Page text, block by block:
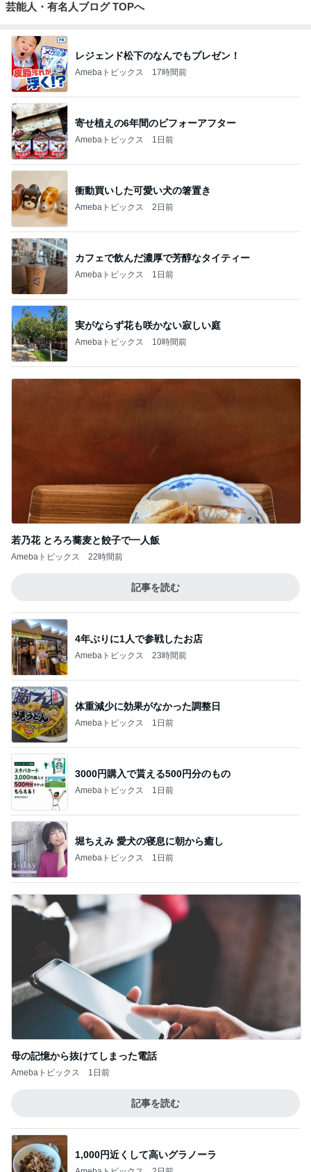
芸能人・有名人ブログ TOPへ
レジェンド松下のなんでもプレゼン！
Amebaトピックス 17時間前
寄せ植えの6年間のビフォーアフター
Amebaトピックス 1日前
衝動買いした可愛い犬の箸置き
Amebaトピックス 2日前
カフェで飲んだ濃厚で芳醇なタイティー
Amebaトピックス 1日前
実がならず花も咲かない寂しい庭
Amebaトピックス 10時間前
若乃花 とろろ蕎麦と餃子で一人飯
Amebaトピックス 22時間前
記事を読む
4年ぶりに1人で参戦したお店
Amebaトピックス 23時間前
体重減少に効果がなかった調整日
Amebaトピックス 1日前
3000円購入で貰える500円分のもの
Amebaトピックス 1日前
堀ちえみ 愛犬の寝息に朝から癒し
Amebaトピックス 1日前
母の記憶から抜けてしまった電話
Amebaトピックス 1日前
記事を読む
1,000円近くして高いグラノーラ